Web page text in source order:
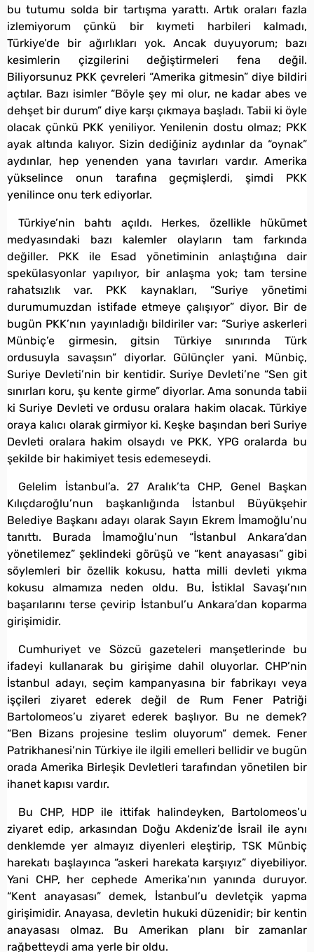
bu tutumu solda bir tartışma yarattı. Artık oraları fazla
izlemiyorum çünkü bir kıymeti harbileri kalmadı,
Türkiye’de bir ağırlıkları yok. Ancak duyuyorum; bazı
kesimlerin çizgilerini değiştirmeleri fena değil.
Biliyorsunuz PKK çevreleri “Amerika gitmesin” diye bildiri
açtılar. Bazı isimler “Böyle şey mi olur, ne kadar abes ve
dehşet bir durum” diye karşı çıkmaya başladı. Tabii ki öyle
olacak çünkü PKK yeniliyor. Yenilenin dostu olmaz; PKK
ayak altında kalıyor. Sizin dediğiniz aydınlar da “oynak”
aydınlar, hep yenenden yana tavırları vardır. Amerika
yükselince onun tarafına geçmişlerdi, şimdi PKK
yenilince onu terk ediyorlar.
Türkiye’nin bahtı açıldı. Herkes, özellikle hükümet
medyasındaki bazı kalemler olayların tam farkında
değiller. PKK ile Esad yönetiminin anlaştığına dair
spekülasyonlar yapılıyor, bir anlaşma yok; tam tersine
rahatsızlık var. PKK kaynakları, “Suriye yönetimi
durumumuzdan istifade etmeye çalışıyor” diyor. Bir de
bugün PKK’nın yayınladığı bildiriler var: “Suriye askerleri
Münbiç’e girmesin, gitsin Türkiye sınırında Türk
ordusuyla savaşsın” diyorlar. Gülünçler yani. Münbiç,
Suriye Devleti’nin bir kentidir. Suriye Devleti’ne “Sen git
sınırları koru, şu kente girme” diyorlar. Ama sonunda tabii
ki Suriye Devleti ve ordusu oralara hakim olacak. Türkiye
oraya kalıcı olarak girmiyor ki. Keşke başından beri Suriye
Devleti oralara hakim olsaydı ve PKK, YPG oralarda bu
şekilde bir hakimiyet tesis edemeseydi.
Gelelim İstanbul’a. 27 Aralık’ta CHP, Genel Başkan
Kılıçdaroğlu’nun başkanlığında İstanbul Büyükşehir
Belediye Başkanı adayı olarak Sayın Ekrem İmamoğlu’nu
tanıttı. Burada İmamoğlu’nun “İstanbul Ankara’dan
yönetilemez” şeklindeki görüşü ve “kent anayasası” gibi
söylemleri bir özellik kokusu, hatta milli devleti yıkma
kokusu almamıza neden oldu. Bu, İstiklal Savaşı’nın
başarılarını terse çevirip İstanbul’u Ankara’dan koparma
girişimidir.
Cumhuriyet ve Sözcü gazeteleri manşetlerinde bu
ifadeyi kullanarak bu girişime dahil oluyorlar. CHP’nin
İstanbul adayı, seçim kampanyasına bir fabrikayı veya
işçileri ziyaret ederek değil de Rum Fener Patriği
Bartolomeos’u ziyaret ederek başlıyor. Bu ne demek?
“Ben Bizans projesine teslim oluyorum” demek. Fener
Patrikhanesi’nin Türkiye ile ilgili emelleri bellidir ve bugün
orada Amerika Birleşik Devletleri tarafından yönetilen bir
ihanet kapısı vardır.
Bu CHP, HDP ile ittifak halindeyken, Bartolomeos’u
ziyaret edip, arkasından Doğu Akdeniz’de İsrail ile aynı
denklemde yer almayız diyenleri eleştirip, TSK Münbiç
harekatı başlayınca “askeri harekata karşıyız” diyebiliyor.
Yani CHP, her cephede Amerika’nın yanında duruyor.
“Kent anayasası” demek, İstanbul’u devletçik yapma
girişimidir. Anayasa, devletin hukuki düzenidir; bir kentin
anayasası olmaz. Bu Amerikan planı bir zamanlar
rağbetteydi ama yerle bir oldu.